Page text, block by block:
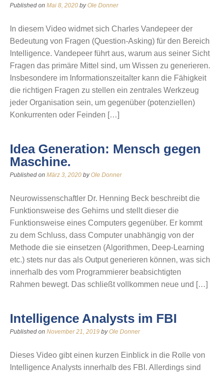
Published on Mai 8, 2020 byOle Donner
In diesem Video widmet sich Charles Vandepeer der
Bedeutung von Fragen (Question-Asking) für den Bereich
Intelligence. Vandepeer führt aus, warum aus seiner Sicht
Fragen das primäre Mittel sind, um Wissen zu generieren.
Insbesondere im Informationszeitalter kann die Fähigkeit
die richtigen Fragen zu stellen ein zentrales Werkzeug
jeder Organisation sein, um gegenüber (potenziellen)
Konkurrenten oder Feinden […]
Idea Generation: Mensch gegen
Maschine.
Published on März 3, 2020 byOle Donner
Neurowissenschaftler Dr. Henning Beck beschreibt die
Funktionsweise des Gehirns und stellt dieser die
Funktionsweise eines Computers gegenüber. Er kommt
zu dem Schluss, dass Computer unabhängig von der
Methode die sie einsetzen (Algorithmen, Deep-Learning
etc.) stets nur das als Output generieren können, was sich
innerhalb des vom Programmierer beabsichtigten
Rahmen bewegt. Das schließt vollkommen neue und […]
Intelligence Analysts im FBI
Published on November 21, 2019 byOle Donner
Dieses Video gibt einen kurzen Einblick in die Rolle von
Intelligence Analysts innerhalb des FBI. Allerdings sind